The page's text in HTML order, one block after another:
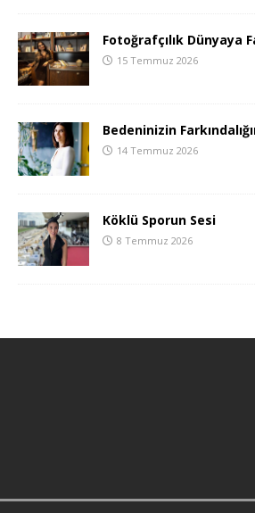
Fotoğrafçılık Dünyaya
15 Temmuz 2026
Bedeninizin
14 Temmuz 2026
Köklü Sporun Sesi
8 Temmuz 2026